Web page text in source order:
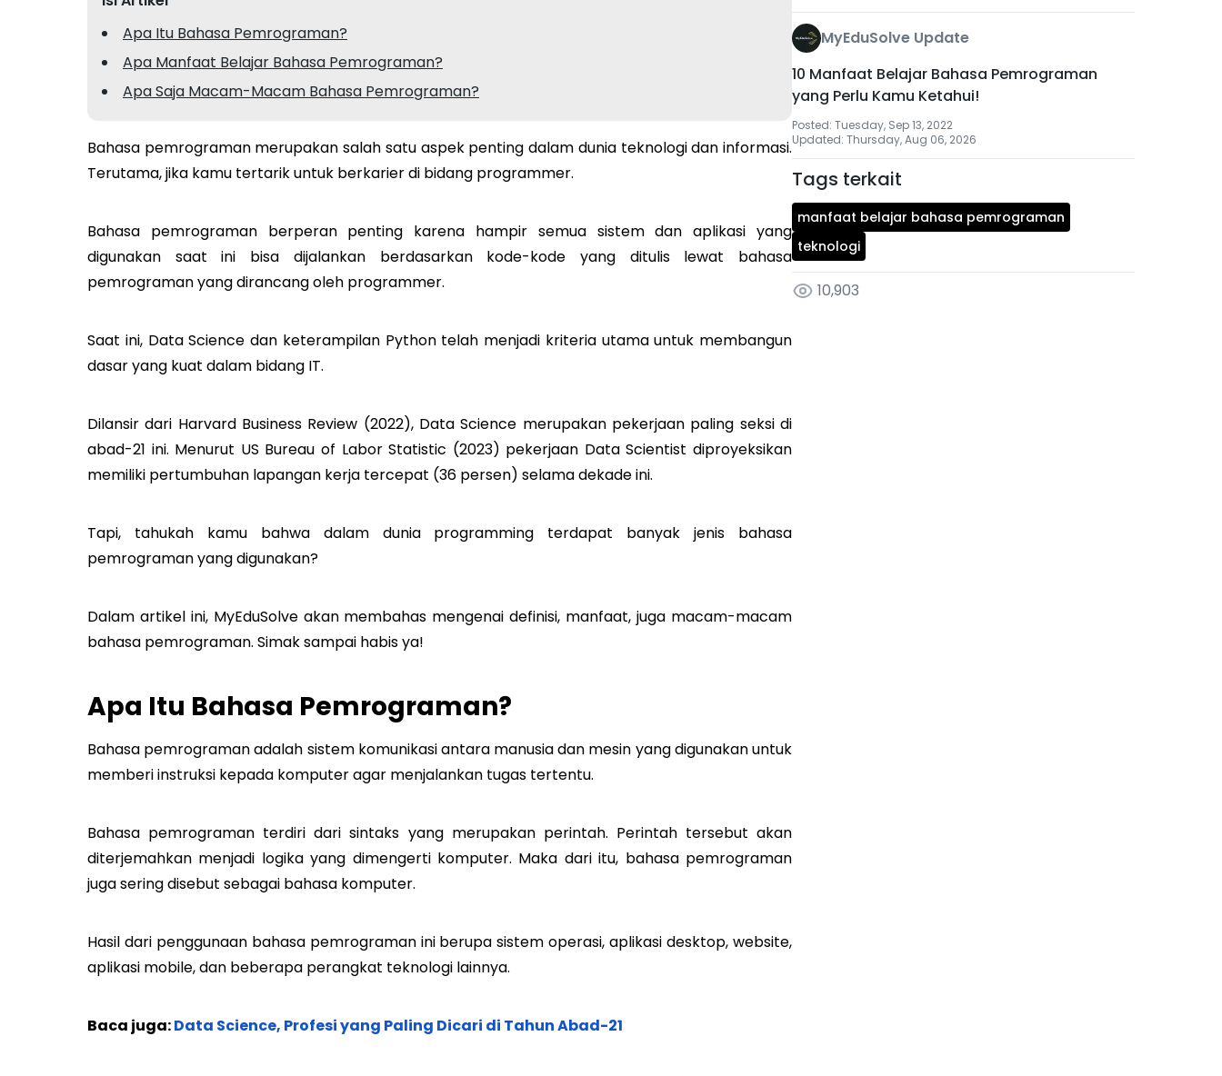
Apa Itu Bahasa Pemrograman?
Apa Manfaat Belajar Bahasa Pemrograman?
Apa Saja Macam-Macam Bahasa Pemrograman?
Bahasa pemrograman merupakan salah satu aspek penting dalam dunia teknologi dan informasi.
Terutama, jika kamu tertarik untuk berkarier di bidang programmer.
Bahasa pemrograman berperan penting karena hampir semua sistem dan aplikasi yang
digunakan saat ini bisa dijalankan berdasarkan kode-kode yang ditulis lewat bahasa
pemrograman yang dirancang oleh programmer.
Saat ini, Data Science dan keterampilan Python telah menjadi kriteria utama untuk membangun
dasar yang kuat dalam bidang IT.
Dilansir dari Harvard Business Review (2022), Data Science merupakan pekerjaan paling seksi di
abad-21 ini. Menurut US Bureau of Labor Statistic (2023) pekerjaan Data Scientist diproyeksikan
memiliki pertumbuhan lapangan kerja tercepat (36 persen) selama dekade ini.
Tapi, tahukah kamu bahwa dalam dunia programming terdapat banyak jenis bahasa
pemrograman yang digunakan?
Dalam artikel ini, MyEduSolve akan membahas mengenai definisi, manfaat, juga macam-macam
bahasa pemrograman. Simak sampai habis ya!
Apa Itu Bahasa Pemrograman?
Bahasa pemrograman adalah sistem komunikasi antara manusia dan mesin yang digunakan untuk
memberi instruksi kepada komputer agar menjalankan tugas tertentu.
Bahasa pemrograman terdiri dari sintaks yang merupakan perintah. Perintah tersebut akan
diterjemahkan menjadi logika yang dimengerti komputer. Maka dari itu, bahasa pemrograman
juga sering disebut sebagai bahasa komputer.
Hasil dari penggunaan bahasa pemrograman ini berupa sistem operasi, aplikasi desktop, website,
aplikasi mobile, dan beberapa perangkat teknologi lainnya.
Baca juga:Data Science, Profesi yang Paling Dicari di Tahun Abad-21
MyEduSolve Update
10 Manfaat Belajar Bahasa Pemrograman
yang Perlu Kamu Ketahui!
Posted: Tuesday, Sep 13, 2022
Updated: Thursday, Aug 06, 2026
Tags terkait
manfaat belajar bahasa pemrograman
teknologi
10,903